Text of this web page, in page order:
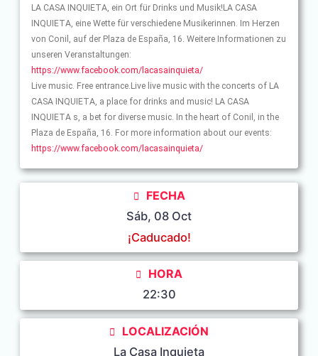
LA CASA INQUIETA, ein Ort für Drinks und Musik!LA CASA
INQUIETA, eine Wette für verschiedene Musikerinnen. Im Herzen
von Conil, auf der Plaza de España, 16. Weitere Informationen zu
unseren Veranstaltungen:
https://www.facebook.com/lacasainquieta/
Live music. Free entrance.Live live music with the concerts of LA
CASA INQUIETA, a place for drinks and music! LA CASA
INQUIETA s, a bet for diverse music. In the heart of Conil, in the
Plaza de España, 16. For more information about our events:
https://www.facebook.com/lacasainquieta/
FECHA
Sáb, 08 Oct
¡Caducado!
HORA
22:30
LOCALIZACIÓN
La Casa Inquieta